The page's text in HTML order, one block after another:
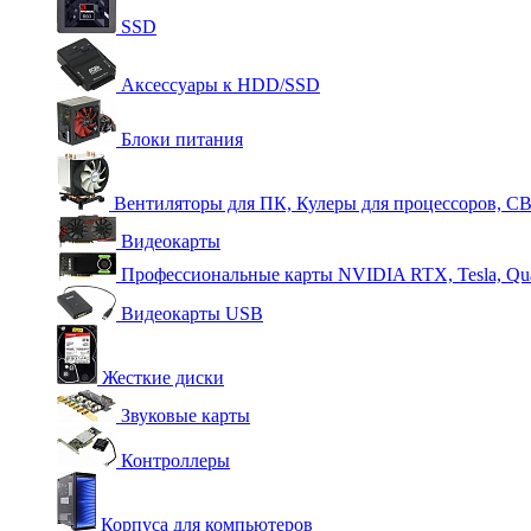
SSD
Аксессуары к HDD/SSD
Блоки питания
Вентиляторы для ПК, Кулеры для процессоров,
Видеокарты
Профессиональные карты NVIDIA RTX, Tesla,
Видеокарты USB
Жесткие диски
Звуковые карты
Контроллеры
Корпуса для компьютеров